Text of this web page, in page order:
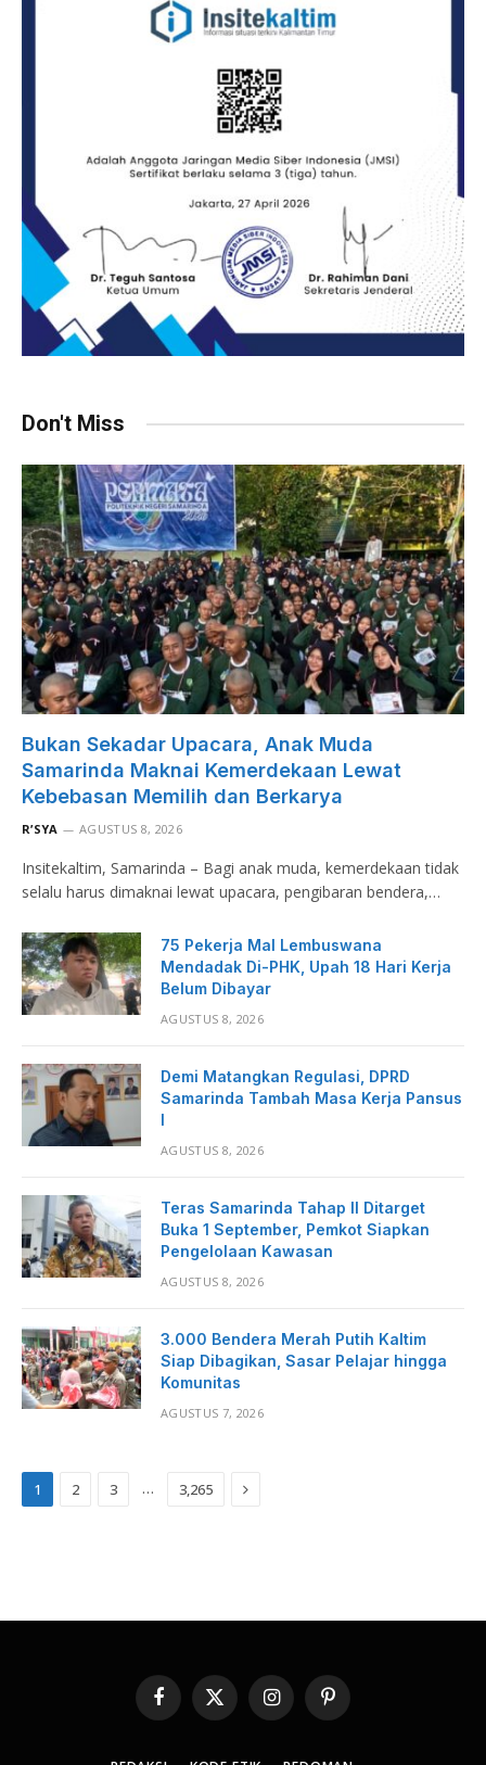
Don't Miss
Bukan Sekadar Upacara, Anak Muda
Samarinda Maknai Kemerdekaan Lewat
Kebebasan Memilih dan Berkarya
R’SYA AGUSTUS 8, 2026
Insitekaltim, Samarinda – Bagi anak muda, kemerdekaan tidak
selalu harus dimaknai lewat upacara, pengibaran bendera,…
75 Pekerja Mal Lembuswana
Mendadak Di-PHK, Upah 18 Hari Kerja
Belum Dibayar
AGUSTUS 8, 2026
Demi Matangkan Regulasi, DPRD
Samarinda Tambah Masa Kerja Pansus
I
AGUSTUS 8, 2026
Teras Samarinda Tahap II Ditarget
Buka 1 September, Pemkot Siapkan
Pengelolaan Kawasan
AGUSTUS 8, 2026
3.000 Bendera Merah Putih Kaltim
Siap Dibagikan, Sasar Pelajar hingga
Komunitas
AGUSTUS 7, 2026
1 2 3 … 3,265 Next
Facebook
X
(Twitter)
InstagramPinterest